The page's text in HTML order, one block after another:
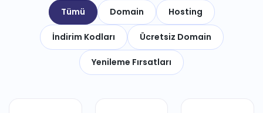
Tümü Domain Hosting
İndirim Kodları Ücretsiz Domain
Yenileme Fırsatları